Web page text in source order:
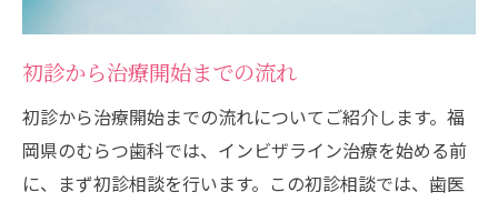
初診から治療開始までの流れ
初診から治療開始までの流れについてご紹介します。福
岡県のむらつ歯科では、インビザライン治療を始める前
に、まず初診相談を行います。この初診相談では、歯医